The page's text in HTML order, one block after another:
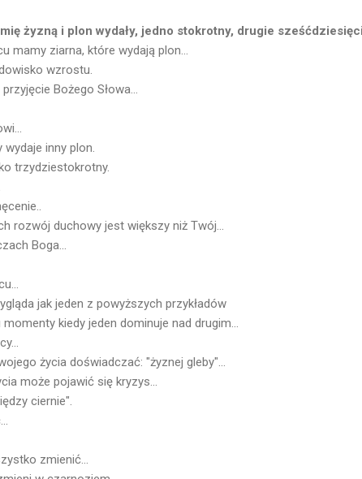
żyzną i plon wydały, jedno stokrotny, drugie
mamy ziarna, które wydają plon...
wzrostu.
Bożego Słowa...
inny plon.
trzydziestokrotny.
rozwój duchowy jest większy niż Twój...
Boga...
jak jeden z powyższych przykładów
kiedy jeden dominuje nad drugim...
życia doświadczać: "żyznej gleby"...
może pojawić się kryzys...
ciernie".
zmienić...